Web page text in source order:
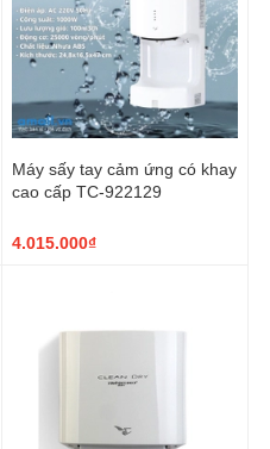
Máy sấy tay cảm ứng có khay
cao cấp TC-922129
4.015.000₫